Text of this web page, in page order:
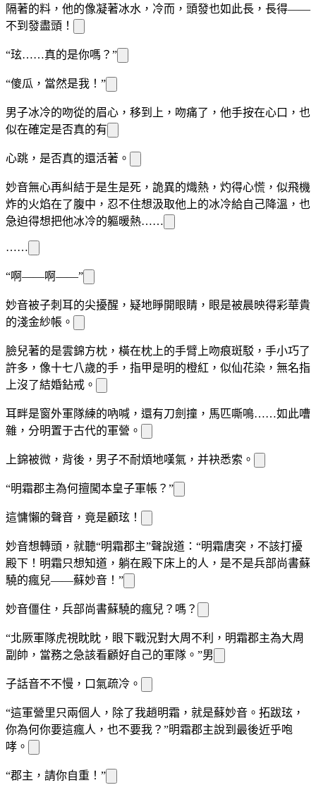
隔著的料，他的像凝著冰水，冷而 ，頭發也如此長，長得——
不到發盡頭！
“玹……真的是你嗎？”
“傻瓜，當然是我！”
男子冰冷的吻從的眉心，移到 上，吻痛了 ，他手按在心口，也
似在確定是否真的有
心跳，是否真的還活著。
妙音無心再糾結于是生是死， 詭異的熾熱，灼得心慌，似飛機
炸的火焰在了腹中， 忍不住想汲取他 上的冰冷給自己降溫，也
急迫得想把他冰冷的軀暖熱……
……
“啊——啊——”
妙音被子刺耳的尖擾醒，疑地睜開眼睛， 眼是被晨映得彩華貴
的淺金紗帳。
臉兒著的是雲錦方枕，橫在枕上的手臂上吻痕斑駁，手小巧了
許多，像十七八歲的手，指甲是明的橙紅，似仙花染 ，無名指
上沒了結婚鉆戒。
耳畔是窗外軍隊練的吶喊，還有刀劍 撞，馬匹嘶鳴……如此嘈
雜，分明置于古代的軍營。
上錦被微 ，背後，男子不耐煩地嘆氣，并袂悉索。
“明霜郡主為何擅闖本皇子軍帳？”
這慵懶的聲音，竟是顧玹！
妙音想轉頭，就聽“明霜郡主”聲說道：“明霜唐突，不該打擾
殿下！明霜只想知道，躺在殿下床上的人，是不是兵部尚書蘇
驍的瘋兒——蘇妙音！”
妙音僵住，兵部尚書蘇驍的瘋兒？ 嗎？
“北厥軍隊虎視眈眈，眼下戰況對大周不利，明霜郡主為大周
副帥，當務之急該看顧好自己的軍隊。”男
子話音不不慢，口氣疏冷。
“這軍營里只兩個 人，除了我趙明霜，就是蘇妙音。拓跋玹，
你為何你要這瘋人，也不要我？”明霜郡主說到最後近乎咆
哮。
“郡主，請你自重！”